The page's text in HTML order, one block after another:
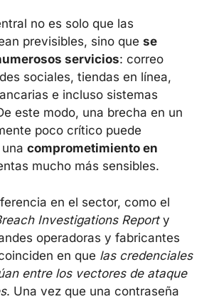
no es solo que las
previsibles, sino quese
servicios: correo
sociales, tiendas en línea,
e incluso sistemas
este modo, una brecha en
poco crítico puede
mucho más sensibles.
en el sector, como el
Investigations Reporty
operadoras y fabricantes
en quelas